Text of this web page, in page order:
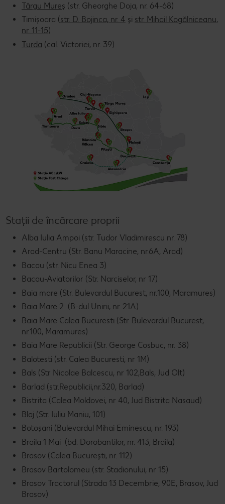
Târgu Mureș (str. Gheorghe Doja, nr. 64-68)
Timișoara (str. D. Bojinca, nr. 4 și str. Mihail Kogălniceanu,
nr. 11-15)
Turda (cal. Victoriei, nr. 39)
Stații de încărcare proprii
Alba Iulia Ampoi (str. Tudor Vladimirescu nr. 78)
Arad-Centru (Str. Banu Maracine, nr.6A, Arad)
Bacau (str. Nicu Enea 3)
Bacau-Aviatorilor (Str. Narciselor, nr 17)
Baia mare (Str. Bulevardul Bucurest, nr.100, Maramures)
Baia Mare 2 (B-dul Unirii, nr. 21A)
Baia Mare Calea Bucuresti (Str. Bulevardul Bucurest,
nr.100, Maramures)
Baia Mare Republicii (Str. George Cosbuc, nr. 38)
Balotesti (str. Calea Bucuresti, nr 1M)
Bals (Str Nicolae Balcescu, nr 102,Bals, Jud Olt)
Barlad (str.Republicii,nr.320, Barlad)
Bistrita (Calea Moldovei, nr 40, Jud Bistrita Nasaud)
Blaj (Str. Iuliu Maniu, 101)
Botoșani (Bulevardul Mihai Eminescu, nr. 193)
Braila 1 Mai (bd. Dorobantilor, nr. 413, Braila)
Brasov (Calea București, nr. 112)
Brasov Bartolomeu (str. Stadionului, nr 15)
Brasov Tractorul (Strada 13 Decembrie, 90E, Brasov, Jud
Brasov)